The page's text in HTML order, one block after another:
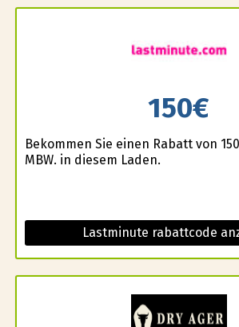
150€
Bekommen Sie einen Rabatt von
MBW. in diesem Laden.
Lastminute rabattcode